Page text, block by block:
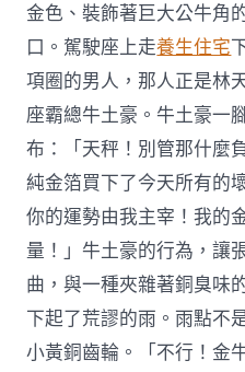
金色、裝飾著巨大公牛角
口。駕駛座上走養生住宅
項圈的男人，那人正是
座霸總牛土豪。牛土豪一
布：「天秤！別管那什麼
純金箔買下了今天所有的
你的運勢由我主宰！我的
量！」牛土豪的行為，讓
曲，與一種夾雜著銅臭味
下起了荒謬的雨。雨點不
小黃銅齒輪。「不行！金